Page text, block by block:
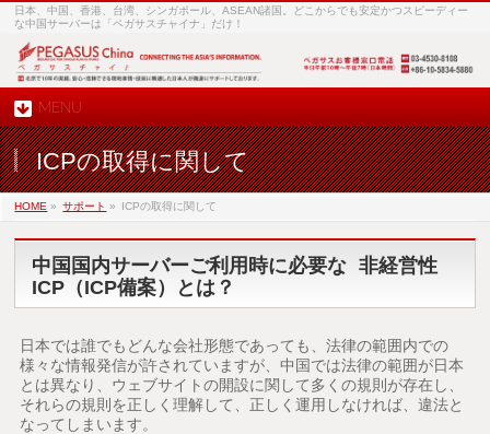
日本、中国、香港、台湾、シンガポール、ASEAN諸国。どこからでも安定かつスピーディー
な中国サーバーは「ペガサスチャイナ」だけ！
MENU
ICPの取得に関して
HOME » サポート » ICPの取得に関して
中国国内サーバーご利用時に必要な 非経営性
ICP（ICP備案）とは？
日本では誰でもどんな会社形態であっても、法律の範囲内での
様々な情報発信が許されていますが、中国では法律の範囲が日本
とは異なり、ウェブサイトの開設に関して多くの規則が存在し、
それらの規則を正しく理解して、正しく運用しなければ、違法と
なってしまいます。